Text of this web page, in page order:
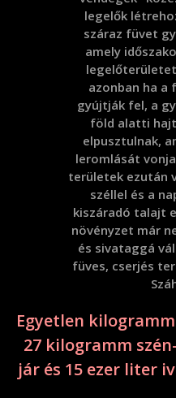
legelők
száraz füvet
amely
azonban ha a
gyújtják fel, a
föld alatti
elpusztulnak,
leromlását
területek ezután
széllel és a
kiszáradó talajt
növényzet már
és sivataggá
füves, cserjés
Egyetlen
27 kilogramm
jár és 15 ezer liter